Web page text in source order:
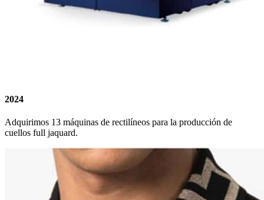
2024
Adquirimos 13 máquinas de rectilíneos para la producción de
cuellos full jaquard.